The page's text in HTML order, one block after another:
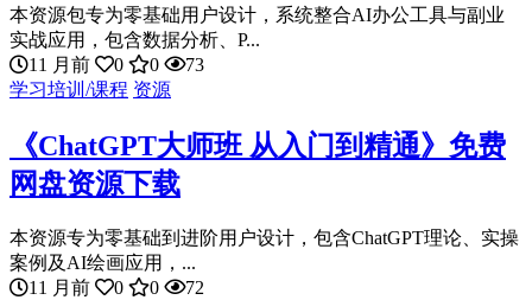
本资源包专为零基础用户设计，系统整合AI办公工具与副业
实战应用，包含数据分析、P...
11 月前
0 0
73
学习培训/课程 资源
《ChatGPT大师班 从入门到精通》免费
网盘资源下载
本资源专为零基础到进阶用户设计，包含ChatGPT理论、实操
案例及AI绘画应用，...
11 月前
0 0
72